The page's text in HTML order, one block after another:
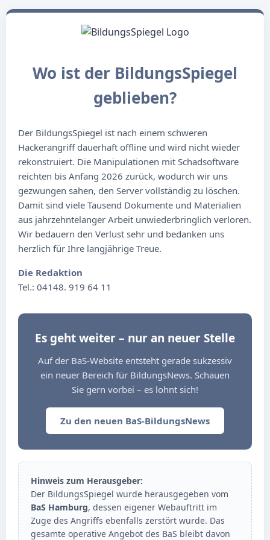
Wo ist der BildungsSpiegel
geblieben?
Der BildungsSpiegel ist nach einem schweren
Hackerangriff dauerhaft offline und wird nicht wieder
rekonstruiert. Die Manipulationen mit Schadsoftware
reichten bis Anfang 2026 zurück, wodurch wir uns
gezwungen sahen, den Server vollständig zu löschen.
Damit sind viele Tausend Dokumente und Materialien
aus jahrzehntelanger Arbeit unwiederbringlich verloren.
Wir bedauern den Verlust sehr und bedanken uns
herzlich für Ihre langjährige Treue.
Die Redaktion
Tel.: 04148. 919 64 11
Es geht weiter – nur an neuer Stelle
Auf der BaS-Website entsteht gerade sukzessiv
ein neuer Bereich für BildungsNews. Schauen
Sie gern vorbei – es lohnt sich!
Zu den neuen BaS-BildungsNews
Hinweis zum Herausgeber:
Der BildungsSpiegel wurde herausgegeben vom
BaS Hamburg, dessen eigener Webauftritt im
Zuge des Angriffs ebenfalls zerstört wurde. Das
gesamte operative Angebot des BaS bleibt davon